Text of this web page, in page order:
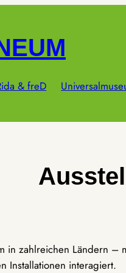
& freD
in zahlreichen Ländern
Installationen interagiert.